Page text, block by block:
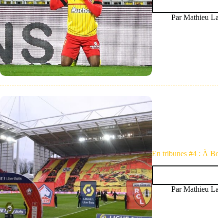
Par Mathieu
En tribunes #4 : À
Par Mathieu